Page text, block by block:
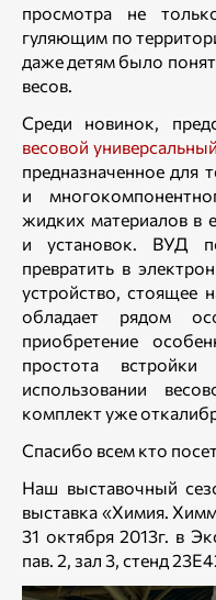
просмотра не
гуляющим по
даже детям было
весов.
Среди новинок,
весовой
предназначенное для
и
жидких материалов в
и установок. ВУД
превратить в
устройство, стоящее
обладает рядом
приобретение
простота
использовании
комплект уже
Спасибо всем кто
Наш выставочный
выставка «Химия.
31 октября 2013г. в
пав. 2, зал 3, стенд